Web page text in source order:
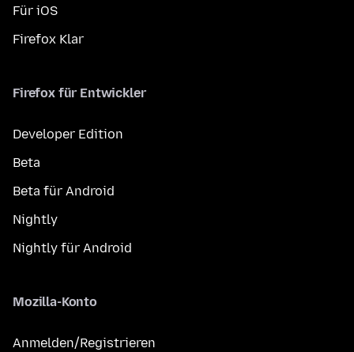
Für iOS
Firefox Klar
Firefox für Entwickler
Developer Edition
Beta
Beta für Android
Nightly
Nightly für Android
Mozilla-Konto
Anmelden/Registrieren